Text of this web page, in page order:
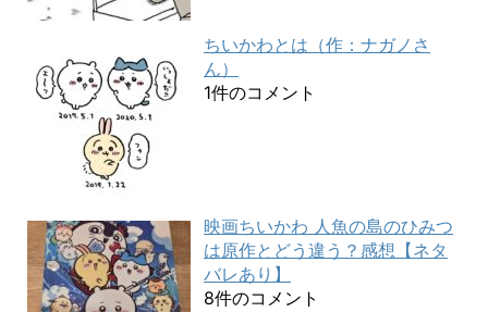
ちいかわとは（作：ナガノさ
ん）
1件のコメント
映画ちいかわ 人魚の島のひみつ
は原作とどう違う？感想【ネタ
バレあり】
8件のコメント